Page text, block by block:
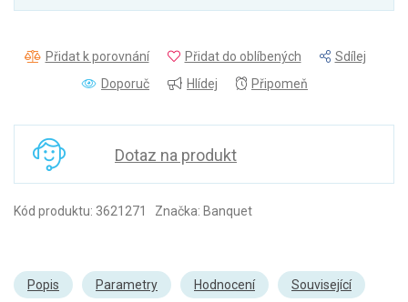
Přidat k porovnání Přidat do oblíbených
Sdílej
Doporuč
Hlídej Připomeň
Dotaz na produkt
Kód produktu: 3621271 Značka: Banquet
Popis Parametry Hodnocení Související